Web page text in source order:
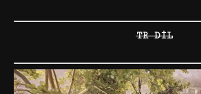
TR DİL